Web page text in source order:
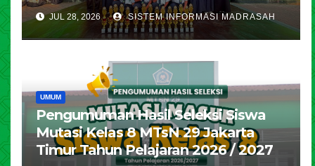
JUL 28, 2026 SISTEM INFORMASI MADRASAH
UMUM
Pengumuman Hasil Seleksi Siswa
Mutasi Kelas 8 MTsN 29 Jakarta
Timur Tahun Pelajaran 2026 / 2027